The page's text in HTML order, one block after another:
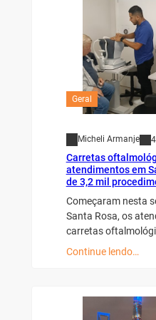
Geral
Micheli Armanje
Carretas
atendimentos em
de 3,2 mil
Começaram nesta
Santa Rosa, os
carretas
Continue lendo…